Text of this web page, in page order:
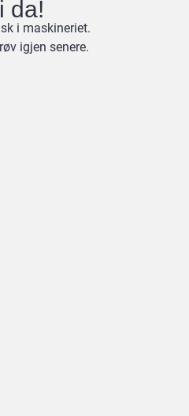
da!
i maskineriet.
igjen senere.